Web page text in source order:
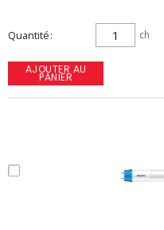
Quantité ch
AJOUTER AU
PANIER